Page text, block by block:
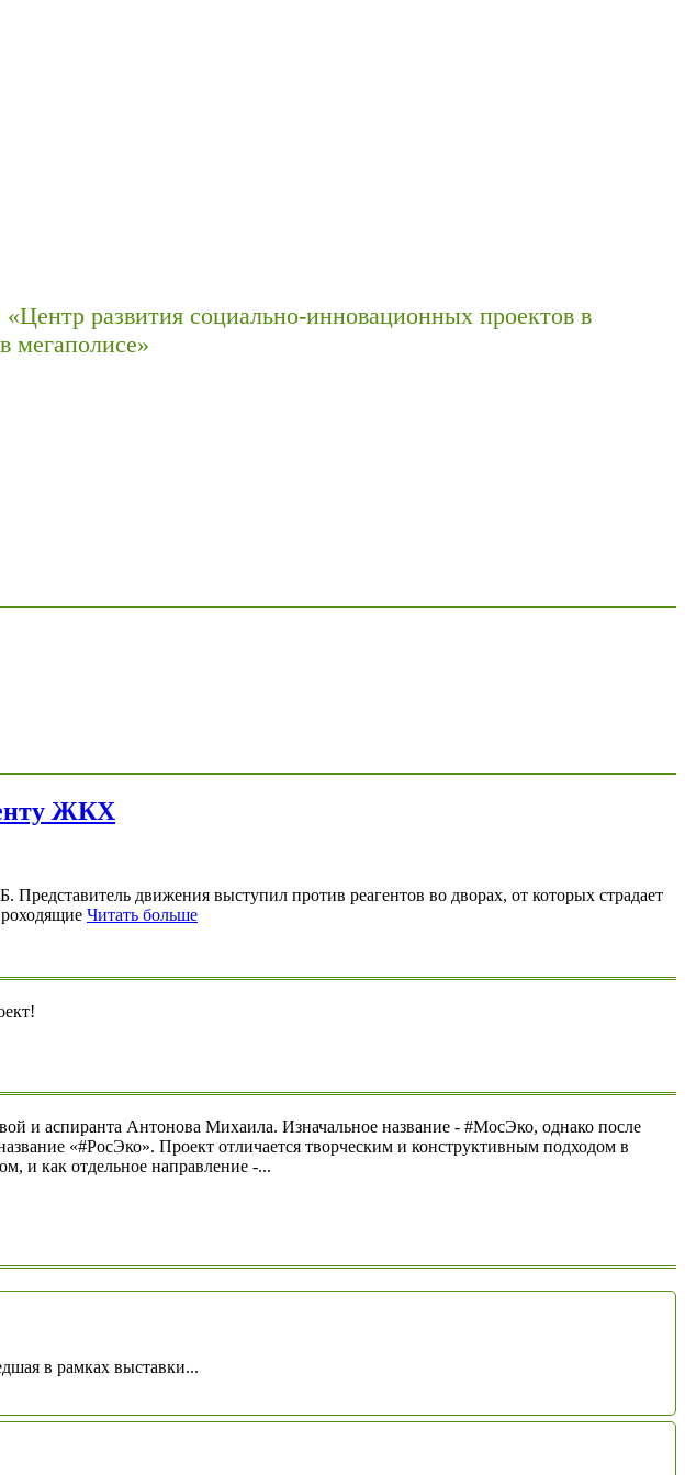
развития социально-инновационных проектов в
мегаполисе»
ЖКХ
движения выступил против реагентов во дворах, от которых страдает
Читать больше
и аспиранта Антонова Михаила. Изначальное название - #МосЭко, однако после
«#РосЭко». Проект отличается творческим и конструктивным подходом в
и как отдельное направление -...
в рамках выставки...